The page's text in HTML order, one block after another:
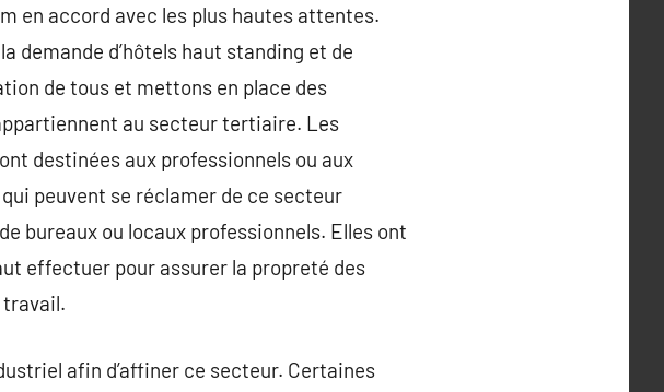
en accord avec les plus hautes attentes.
demande d’hôtels haut standing et de
de tous et mettons en place des
au secteur tertiaire. Les
destinées aux professionnels ou aux
peuvent se réclamer de ce secteur
bureaux ou locaux professionnels. Elles ont
effectuer pour assurer la propreté des
travail.
afin d’affiner ce secteur. Certaines